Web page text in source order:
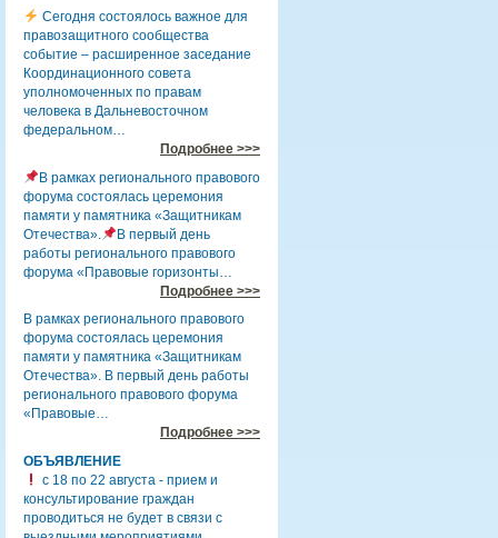
Сегодня состоялось важное для
правозащитного сообщества
событие – расширенное заседание
Координационного совета
уполномоченных по правам
человека в Дальневосточном
федеральном…
Подробнее >>>
В рамках регионального правового
форума состоялась церемония
памяти у памятника «Защитникам
Отечества».
В первый день
работы регионального правового
форума «Правовые горизонты…
Подробнее >>>
В рамках регионального правового
форума состоялась церемония
памяти у памятника «Защитникам
Отечества». В первый день работы
регионального правового форума
«Правовые…
Подробнее >>>
ОБЪЯВЛЕНИЕ
с 18 по 22 августа - прием и
консультирование граждан
проводиться не будет в связи с